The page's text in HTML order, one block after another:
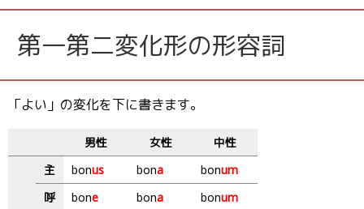
第一第二変化形の形容詞
「よい」の変化を下に書きます。
男性 女性 中性
主 bonus bona bonum
呼
bone bona bonum